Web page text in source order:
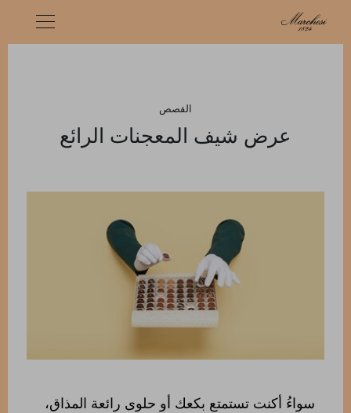
القصص
عرض شيف المعجنات الرائع
سواءُ أكنت تستمتع بكعك أو حلوى رائعة المذاق،